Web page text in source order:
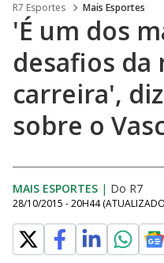
R7 Esportes Mais Esportes
'É um dos
desafios da
carreira',
sobre o
MAIS ESPORTES | Do R7
28/10/2015 - 20H44